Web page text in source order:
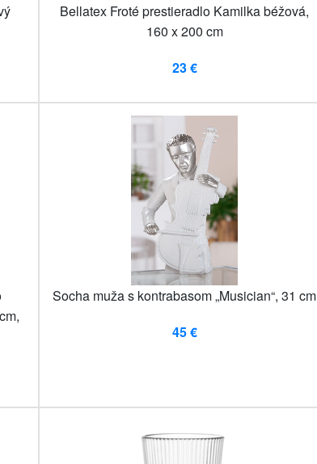
Bellatex Froté prestieradlo Kamilka béžová,
160 x 200 cm
23 €
Socha muža s kontrabasom „Musician“, 31 cm
45 €